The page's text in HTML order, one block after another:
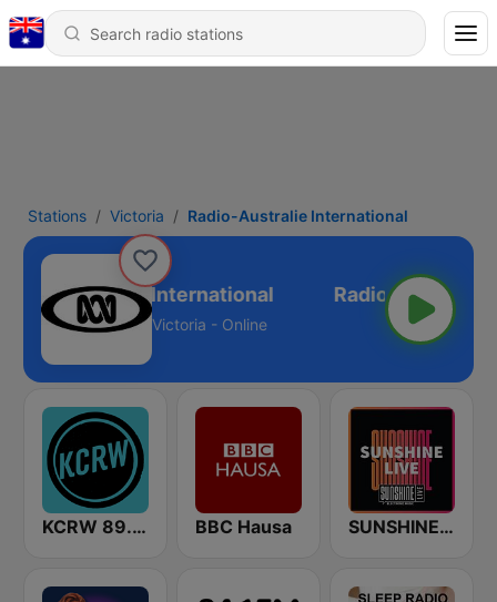
Stations Victoria Radio-Australie International
Australie International
Victoria - Online
KCRW 89.9 FM BBC Hausa SUNSHINE LIVE